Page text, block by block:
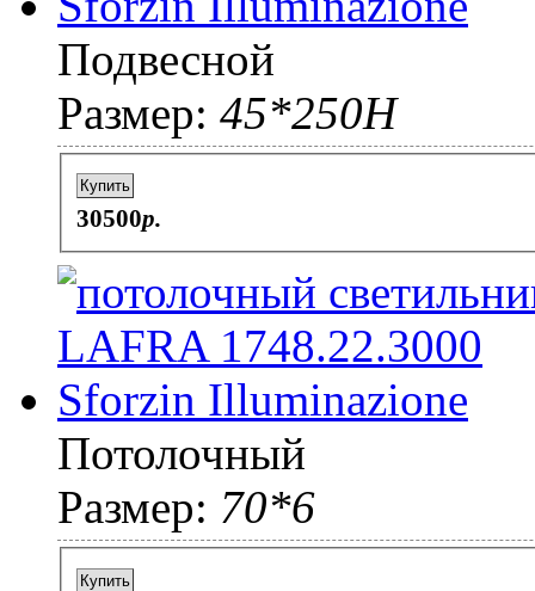
Подвесной
Размер: 45*250H
Купить
30500p.
Потолочный
Размер: 70*6
Купить